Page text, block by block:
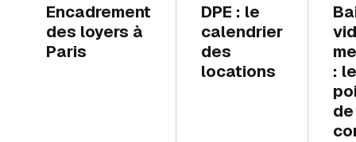
Encadrement
des loyers à
Paris
DPE : le
calendrier
des
locations
:
de